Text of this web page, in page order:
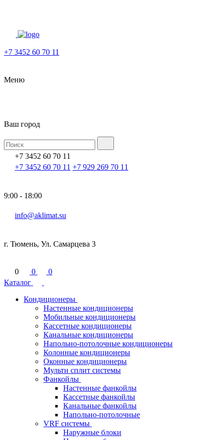
+7 3452 60 70 11
Меню
Ваш город
+7 3452 60 70 11
+7 3452 60 70 11 +7 929 269 70 11
9:00 - 18:00
info@aklimat.su
г. Тюмень, Ул. Самарцева 3
0 0
0
Каталог
Кондиционеры
Настенные кондиционеры
Мобильные кондиционеры
Кассетные кондиционеры
Канальные кондиционеры
Напольно-потолочные кондиционеры
Колонные кондиционеры
Оконные кондиционеры
Мульти сплит системы
Фанкойлы
Настенные фанкойлы
Кассетные фанкойлы
Канальные фанкойлы
Напольно-потолочные
VRF системы
Наружные блоки